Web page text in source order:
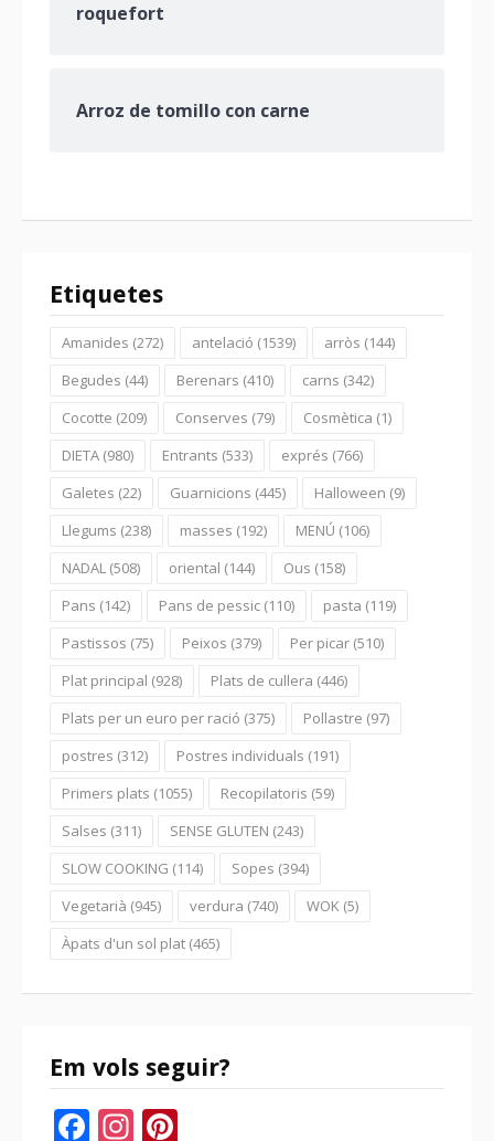
roquefort
Arroz de tomillo con carne
Etiquetes
Amanides (272) antelació (1539) arròs (144)
Begudes (44) Berenars (410) carns (342)
Cocotte (209) Conserves (79) Cosmètica (1)
DIETA (980) Entrants (533) exprés (766)
Galetes (22) Guarnicions (445) Halloween (9)
Llegums (238) masses (192) MENÚ (106)
NADAL (508) oriental (144) Ous (158)
Pans (142) Pans de pessic (110) pasta (119)
Pastissos (75) Peixos (379) Per picar (510)
Plat principal (928) Plats de cullera (446)
Plats per un euro per ració (375) Pollastre (97)
postres (312) Postres individuals (191)
Primers plats (1055) Recopilatoris (59)
Salses (311) SENSE GLUTEN (243)
SLOW COOKING (114) Sopes (394)
Vegetarià (945) verdura (740) WOK (5)
Àpats d'un sol plat (465)
Em vols seguir?
Facebook
Instagram